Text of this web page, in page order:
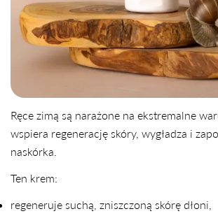
Ręce zimą są narażone na ekstremalne
wspiera regenerację skóry, wygładza i
naskórka.
Ten krem:
regeneruje suchą, zniszczoną skórę dłoni,